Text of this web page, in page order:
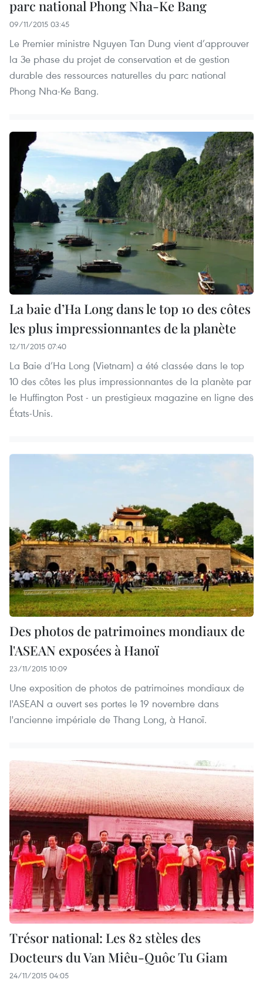
parc national Phong Nha-Ke Bang
09/11/2015 03:45
Le Premier ministre Nguyen Tan Dung vient d’approuver
la 3e phase du projet de conservation et de gestion
durable des ressources naturelles du parc national
Phong Nha-Ke Bang.
La baie d’Ha Long dans le top 10 des côtes
les plus impressionnantes de la planète
12/11/2015 07:40
La Baie d’Ha Long (Vietnam) a été classée dans le top
10 des côtes les plus impressionnantes de la planète par
le Huffington Post - un prestigieux magazine en ligne des
États-Unis.
Des photos de patrimoines mondiaux de
l'ASEAN exposées à Hanoï
23/11/2015 10:09
Une exposition de photos de patrimoines mondiaux de
l'ASEAN a ouvert ses portes le 19 novembre dans
l'ancienne impériale de Thang Long, à Hanoï.
Trésor national: Les 82 stèles des
Docteurs du Van Miêu-Quôc Tu Giam
24/11/2015 04:05